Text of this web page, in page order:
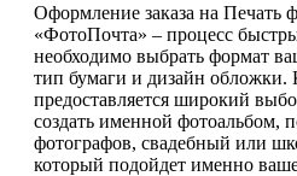
Оформление заказа на Печать
«ФотоПочта» – процесс
необходимо выбрать формат
тип бумаги и дизайн обложки.
предоставляется широкий
создать именной фотоальбом,
фотографов, свадебный или
который подойдет именно